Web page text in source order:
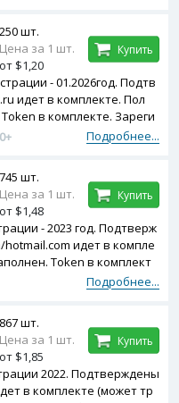
- 01.2026год. Подтв
идет в комплекте. Пол
в комплекте. Зареги
Подробнее...
250 шт.
Цена за 1 шт.
от $1,20
Купить
- 2023 год. Подтверж
идет в компле
Token в комплект
Подробнее...
745 шт.
Цена за 1 шт.
от $1,48
Купить
2022. Подтверждены
в комплекте (может тр
867 шт.
Цена за 1 шт.
от $1,85
Купить